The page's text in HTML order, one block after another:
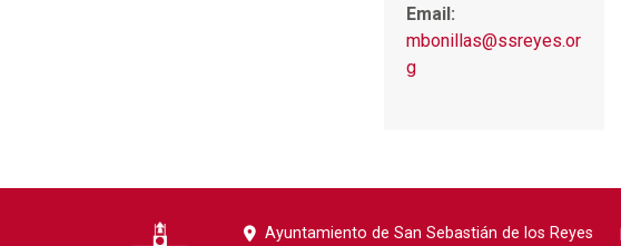
Email:
mbonillas@ssreyes.or
g
Ayuntamiento de San Sebastián de los Reyes